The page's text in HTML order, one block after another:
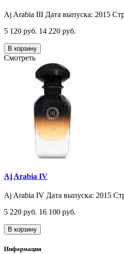
Aj Arabia III Дата выпуска: 2015
5 120 руб. 14 220 руб.
В корзину
Смотреть
Aj Arabia IV
Aj Arabia IV Дата выпуска: 2015
5 220 руб. 16 100 руб.
В корзину
Информация